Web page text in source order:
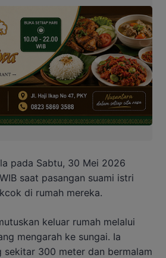
pada Sabtu, 30 Mei 2026
saat pasangan suami istri
di rumah mereka.
keluar rumah melalui
mengarah ke sungai. Ia
sekitar 300 meter dan bermalam